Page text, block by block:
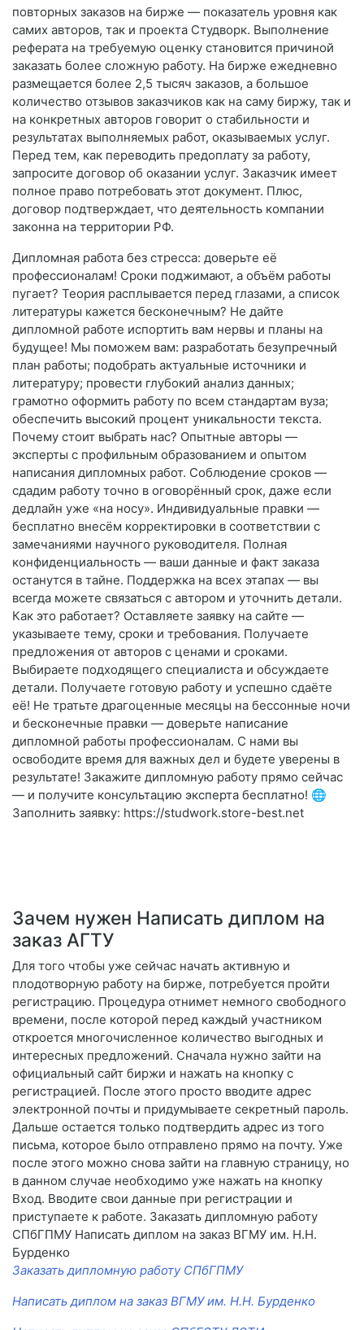
повторных заказов на бирже — показатель уровня как
самих авторов, так и проекта Студворк. Выполнение
реферата на требуемую оценку становится причиной
заказать более сложную работу. На бирже ежедневно
размещается более 2,5 тысяч заказов, а большое
количество отзывов заказчиков как на саму биржу, так и
на конкретных авторов говорит о стабильности и
результатах выполняемых работ, оказываемых услуг.
Перед тем, как переводить предоплату за работу,
запросите договор об оказании услуг. Заказчик имеет
полное право потребовать этот документ. Плюс,
договор подтверждает, что деятельность компании
законна на территории РФ.
Дипломная работа без стресса: доверьте её
профессионалам! Сроки поджимают, а объём работы
пугает? Теория расплывается перед глазами, а список
литературы кажется бесконечным? Не дайте
дипломной работе испортить вам нервы и планы на
будущее! Мы поможем вам: разработать безупречный
план работы; подобрать актуальные источники и
литературу; провести глубокий анализ данных;
грамотно оформить работу по всем стандартам вуза;
обеспечить высокий процент уникальности текста.
Почему стоит выбрать нас? Опытные авторы —
эксперты с профильным образованием и опытом
написания дипломных работ. Соблюдение сроков —
сдадим работу точно в оговорённый срок, даже если
дедлайн уже «на носу». Индивидуальные правки —
бесплатно внесём корректировки в соответствии с
замечаниями научного руководителя. Полная
конфиденциальность — ваши данные и факт заказа
останутся в тайне. Поддержка на всех этапах — вы
всегда можете связаться с автором и уточнить детали.
Как это работает? Оставляете заявку на сайте —
указываете тему, сроки и требования. Получаете
предложения от авторов с ценами и сроками.
Выбираете подходящего специалиста и обсуждаете
детали. Получаете готовую работу и успешно сдаёте
её! Не тратьте драгоценные месяцы на бессонные ночи
и бесконечные правки — доверьте написание
дипломной работы профессионалам. С нами вы
освободите время для важных дел и будете уверены в
результате! Закажите дипломную работу прямо сейчас
— и получите консультацию эксперта бесплатно! 🌐
Заполнить заявку: https://studwork.store-best.net
Зачем нужен Написать диплом на
заказ АГТУ
Для того чтобы уже сейчас начать активную и
плодотворную работу на бирже, потребуется пройти
регистрацию. Процедура отнимет немного свободного
времени, после которой перед каждый участником
откроется многочисленное количество выгодных и
интересных предложений. Сначала нужно зайти на
официальный сайт биржи и нажать на кнопку с
регистрацией. После этого просто вводите адрес
электронной почты и придумываете секретный пароль.
Дальше остается только подтвердить адрес из того
письма, которое было отправлено прямо на почту. Уже
после этого можно снова зайти на главную страницу, но
в данном случае необходимо уже нажать на кнопку
Вход. Вводите свои данные при регистрации и
приступаете к работе. Заказать дипломную работу
СПбГПМУ Написать диплом на заказ ВГМУ им. Н.Н.
Бурденко
Заказать дипломную работу СПбГПМУ
Написать диплом на заказ ВГМУ им. Н.Н. Бурденко